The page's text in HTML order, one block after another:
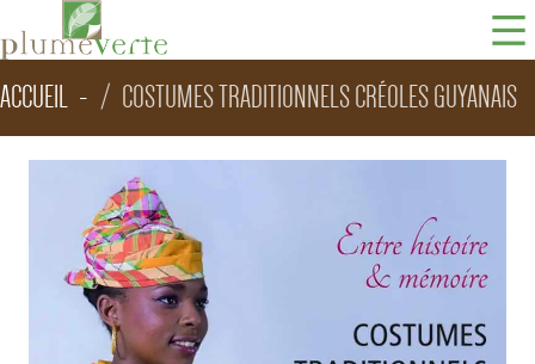
ACCUEIL COSTUMES TRADITIONNELS CRÉOLES GUYANAIS